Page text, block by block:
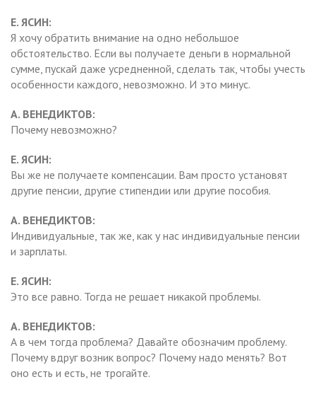
Е. ЯСИН:
Я хочу обратить внимание на одно небольшое
обстоятельство. Если вы получаете деньги в нормальной
сумме, пускай даже усредненной, сделать так, чтобы учесть
особенности каждого, невозможно. И это минус.
А. ВЕНЕДИКТОВ:
Почему невозможно?
Е. ЯСИН:
Вы же не получаете компенсации. Вам просто установят
другие пенсии, другие стипендии или другие пособия.
А. ВЕНЕДИКТОВ:
Индивидуальные, так же, как у нас индивидуальные пенсии
и зарплаты.
Е. ЯСИН:
Это все равно. Тогда не решает никакой проблемы.
А. ВЕНЕДИКТОВ:
А в чем тогда проблема? Давайте обозначим проблему.
Почему вдруг возник вопрос? Почему надо менять? Вот
оно есть и есть, не трогайте.